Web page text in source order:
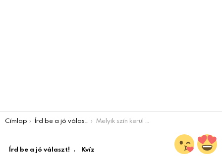
You are here:
Címlap Írd be a jó választ! Melyik szín kerül a pontok helyére? Egy kis irodalmi KVÍZ
Írd be a jó választ! , Kvíz